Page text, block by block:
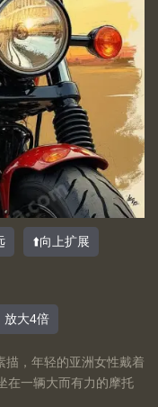
⬆️向上扩展
放大4倍
描，年轻的亚洲女性戴着
在一辆大而有力的摩托